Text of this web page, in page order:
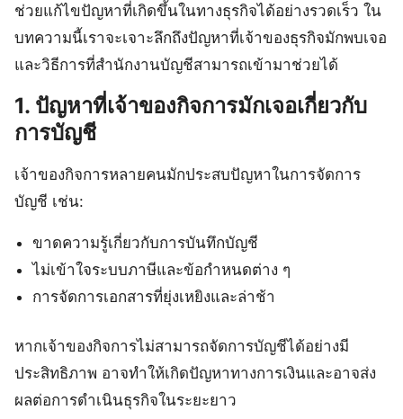
ช่วยแก้ไขปัญหาที่เกิดขึ้นในทางธุรกิจได้อย่างรวดเร็ว ใน
บทความนี้เราจะเจาะลึกถึงปัญหาที่เจ้าของธุรกิจมักพบเจอ
และวิธีการที่สำนักงานบัญชีสามารถเข้ามาช่วยได้
1. ปัญหาที่เจ้าของกิจการมักเจอเกี่ยวกับ
การบัญชี
เจ้าของกิจการหลายคนมักประสบปัญหาในการจัดการ
บัญชี เช่น:
ขาดความรู้เกี่ยวกับการบันทึกบัญชี
ไม่เข้าใจระบบภาษีและข้อกำหนดต่าง ๆ
การจัดการเอกสารที่ยุ่งเหยิงและล่าช้า
หากเจ้าของกิจการไม่สามารถจัดการบัญชีได้อย่างมี
ประสิทธิภาพ อาจทำให้เกิดปัญหาทางการเงินและอาจส่ง
ผลต่อการดำเนินธุรกิจในระยะยาว